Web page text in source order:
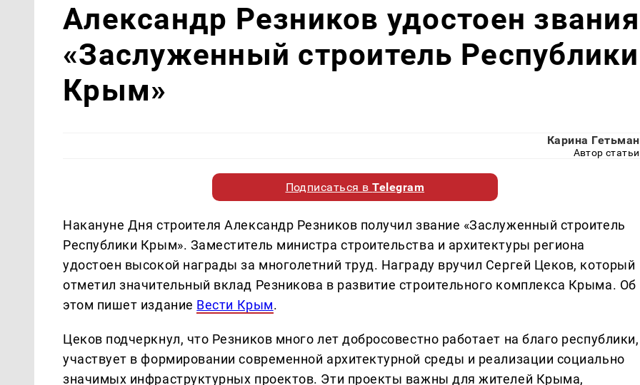
Александр Резников удостоен звания
«Заслуженный строитель Республики
Крым»
Карина Гетьман
Автор статьи
Подписаться вTelegram
Накануне Дня строителя Александр Резников получил звание «Заслуженный строитель
Республики Крым». Заместитель министра строительства и архитектуры региона
удостоен высокой награды за многолетний труд. Награду вручил Сергей Цеков, который
отметил значительный вклад Резникова в развитие строительного комплекса Крыма. Об
этом пишет издание Вести Крым.
Цеков подчеркнул, что Резников много лет добросовестно работает на благо республики,
участвует в формировании современной архитектурной среды и реализации социально
значимых инфраструктурных проектов. Эти проекты важны для жителей Крыма,